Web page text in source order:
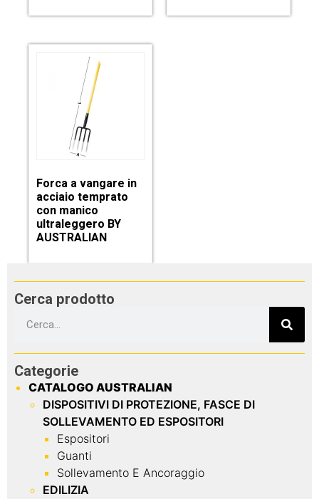
Forca a vangare in
acciaio temprato
con manico
ultraleggero BY
AUSTRALIAN
Cerca prodotto
Categorie
CATALOGO AUSTRALIAN
DISPOSITIVI DI PROTEZIONE, FASCE DI
SOLLEVAMENTO ED ESPOSITORI
Espositori
Guanti
Sollevamento E Ancoraggio
EDILIZIA